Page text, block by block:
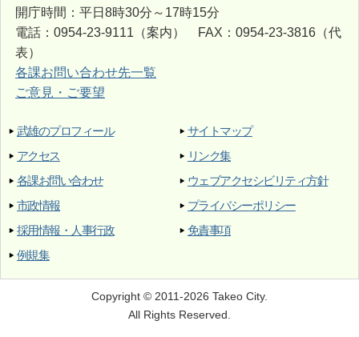
開庁時間：平日8時30分～17時15分
電話：0954-23-9111（案内） FAX：0954-23-3816（代
表）
各課お問い合わせ先一覧
ご意見・ご要望
武雄のプロフィール
アクセス
各課お問い合わせ
市政情報
採用情報・人事行政
例規集
サイトマップ
リンク集
ウェブアクセシビリティ方針
プライバシーポリシー
免責事項
Copyright © 2011-2026 Takeo City.
All Rights Reserved.